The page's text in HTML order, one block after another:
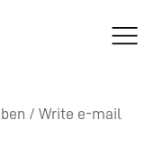
/ Write e-mail